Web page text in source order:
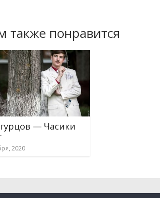
также понравится
— Часики
2020